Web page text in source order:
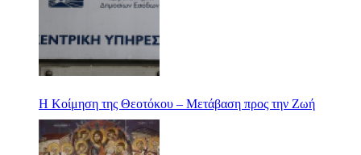
Η Κοίμηση της Θεοτόκου – Μετάβαση προς την Ζωή